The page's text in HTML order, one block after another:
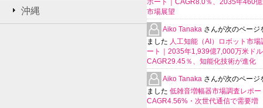
沖縄
ポート｜CAGR8.0％、2035年460
市場展望
Aiko Tanaka さんが次のページ
ました 人工知能（AI）ロボット市場
ート｜2035年1,939億7,000万米ド
CAGR29.45％、知能化技術が進化
Aiko Tanaka さんが次のページ
ました 低雑音増幅器市場調査レポー
CAGR4.56%・次世代通信で需要増